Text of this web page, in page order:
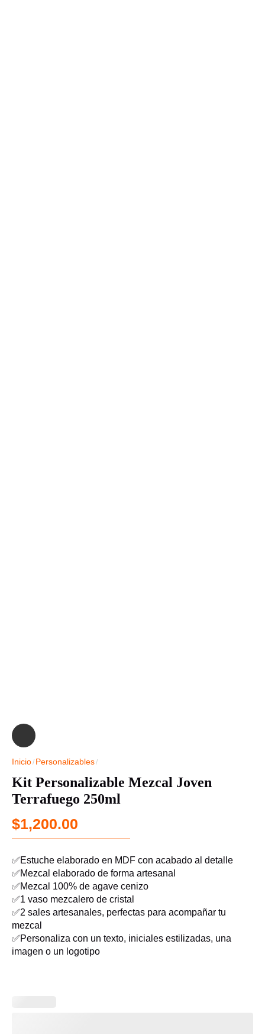
Inicio Personalizables
Kit Personalizable Mezcal Joven
Terrafuego 250ml
$1,200.00
✅Estuche elaborado en MDF con acabado al detalle
✅Mezcal elaborado de forma artesanal
✅Mezcal 100% de agave cenizo
✅1 vaso mezcalero de cristal
✅2 sales artesanales, perfectas para acompañar tu
mezcal
✅Personaliza con un texto, iniciales estilizadas, una
imagen o un logotipo